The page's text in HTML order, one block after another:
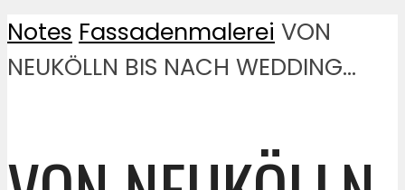
Notes Fassadenmalerei VON
NEUKÖLLN BIS NACH WEDDING…